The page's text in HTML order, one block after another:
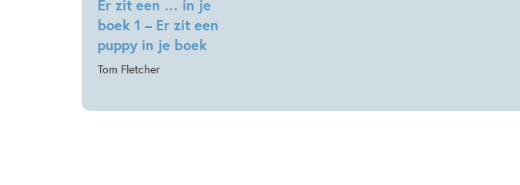
Er zit een … in je
boek 1 – Er zit een
puppy in je boek
Tom Fletcher